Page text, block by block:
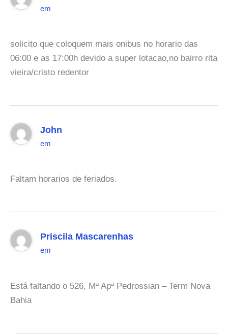
em
solicito que coloquem mais onibus no horario das
06:00 e as 17:00h devido a super lotacao,no bairro rita
vieira/cristo redentor
John
em
Faltam horarios de feriados.
Priscila Mascarenhas
em
Está faltando o 526, Mª Apª Pedrossian – Term Nova
Bahia